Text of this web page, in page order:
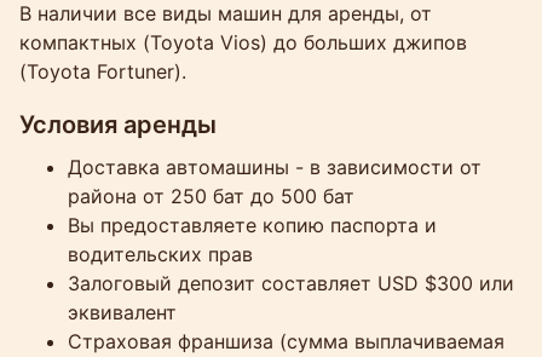
В наличии все виды машин для аренды, от
компактных (Toyota Vios) до больших джипов
(Toyota Fortuner).
Условия аренды
Доставка автомашины - в зависимости от
района от 250 бат до 500 бат
Вы предоставляете копию паспорта и
водительских прав
Залоговый депозит составляет USD $300 или
эквивалент
Страховая франшиза (сумма выплачиваемая